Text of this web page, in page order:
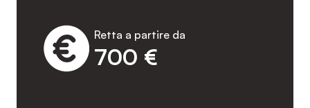
700 €
Retta a partire da